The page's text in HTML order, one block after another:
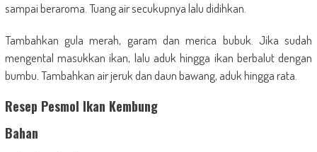
sampai beraroma. Tuang air secukupnya lalu didihkan.
Tambahkan gula merah, garam dan merica bubuk. Jika sudah
mengental masukkan ikan, lalu aduk hingga ikan berbalut dengan
bumbu. Tambahkan air jeruk dan daun bawang, aduk hingga rata.
Resep Pesmol Ikan Kembung
Bahan